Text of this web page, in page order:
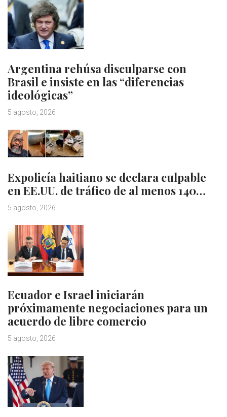
Argentina rehúsa disculparse con
Brasil e insiste en las “diferencias
ideológicas”
5 agosto, 2026
Expolicía haitiano se declara culpable
en EE.UU. de tráfico de al menos 140…
5 agosto, 2026
Ecuador e Israel iniciarán
próximamente negociaciones para un
acuerdo de libre comercio
5 agosto, 2026